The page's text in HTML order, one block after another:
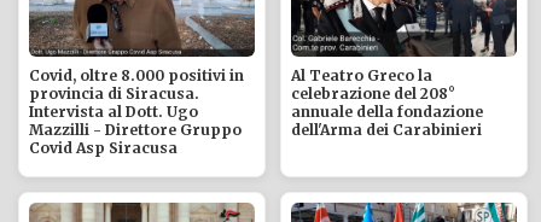
Covid, oltre 8.000 positivi in
provincia di Siracusa.
Intervista al Dott. Ugo
Mazzilli - Direttore Gruppo
Covid Asp Siracusa
Al Teatro Greco la
celebrazione del 208°
annuale della fondazione
dell'Arma dei Carabinieri